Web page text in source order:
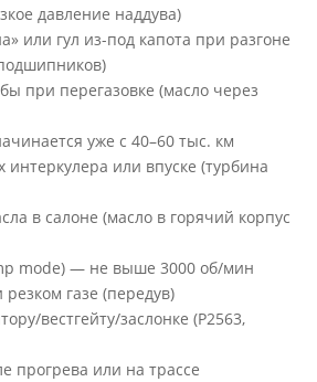
давление наддува)
или гул из-под капота при разгоне
при перегазовке (масло через
уже с 40–60 тыс. км
интеркулера или впуске (турбина
в салоне (масло в горячий корпус
mode) — не выше 3000 об/мин
газе (передув)
вестгейту/заслонке (P2563,
прогрева или на трассе